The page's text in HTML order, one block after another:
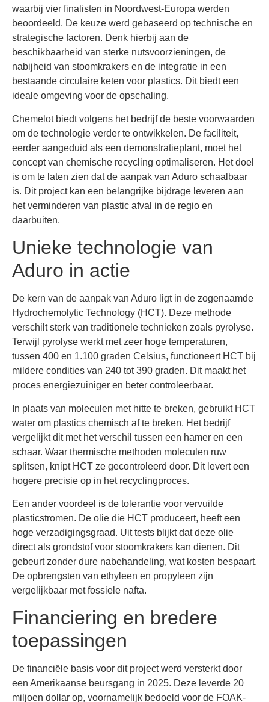
waarbij vier finalisten in Noordwest-Europa werden
beoordeeld. De keuze werd gebaseerd op technische en
strategische factoren. Denk hierbij aan de
beschikbaarheid van sterke nutsvoorzieningen, de
nabijheid van stoomkrakers en de integratie in een
bestaande circulaire keten voor plastics. Dit biedt een
ideale omgeving voor de opschaling.
Chemelot biedt volgens het bedrijf de beste voorwaarden
om de technologie verder te ontwikkelen. De faciliteit,
eerder aangeduid als een demonstratieplant, moet het
concept van chemische recycling optimaliseren. Het doel
is om te laten zien dat de aanpak van Aduro schaalbaar
is. Dit project kan een belangrijke bijdrage leveren aan
het verminderen van plastic afval in de regio en
daarbuiten.
Unieke technologie van
Aduro in actie
De kern van de aanpak van Aduro ligt in de zogenaamde
Hydrochemolytic Technology (HCT). Deze methode
verschilt sterk van traditionele technieken zoals pyrolyse.
Terwijl pyrolyse werkt met zeer hoge temperaturen,
tussen 400 en 1.100 graden Celsius, functioneert HCT bij
mildere condities van 240 tot 390 graden. Dit maakt het
proces energiezuiniger en beter controleerbaar.
In plaats van moleculen met hitte te breken, gebruikt HCT
water om plastics chemisch af te breken. Het bedrijf
vergelijkt dit met het verschil tussen een hamer en een
schaar. Waar thermische methoden moleculen ruw
splitsen, knipt HCT ze gecontroleerd door. Dit levert een
hogere precisie op in het recyclingproces.
Een ander voordeel is de tolerantie voor vervuilde
plasticstromen. De olie die HCT produceert, heeft een
hoge verzadigingsgraad. Uit tests blijkt dat deze olie
direct als grondstof voor stoomkrakers kan dienen. Dit
gebeurt zonder dure nabehandeling, wat kosten bespaart.
De opbrengsten van ethyleen en propyleen zijn
vergelijkbaar met fossiele nafta.
Financiering en bredere
toepassingen
De financiële basis voor dit project werd versterkt door
een Amerikaanse beursgang in 2025. Deze leverde 20
miljoen dollar op, voornamelijk bedoeld voor de FOAK-